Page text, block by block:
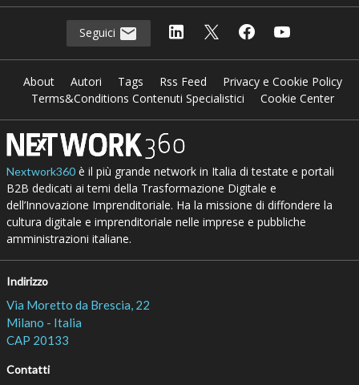
Seguici
About Autori Tags Rss Feed
Privacy e Cookie Policy
Terms&Conditions Contenuti Specialistici
Cookie Center
Nextwork360è il più grande network in Italia di testate e portali
B2B dedicati ai temi della Trasformazione Digitale e
dell’Innovazione Imprenditoriale. Ha la missione di diffondere la
cultura digitale e imprenditoriale nelle imprese e pubbliche
amministrazioni italiane.
Indirizzo
Via Moretto da Brescia, 22
Milano - Italia
CAP 20133
Contatti